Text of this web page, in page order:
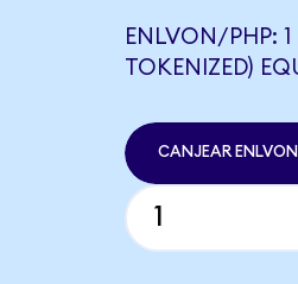
ENLVON/PHP: 1
TOKENIZED)
CANJEAR